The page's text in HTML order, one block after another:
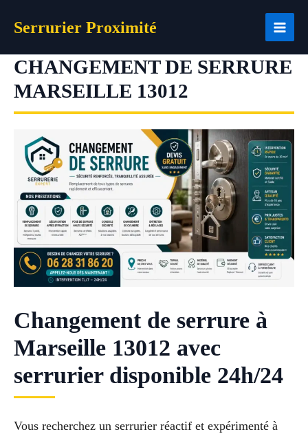
Serrurier Proximité
CHANGEMENT DE SERRURE
MARSEILLE 13012
Changement de serrure à
Marseille 13012 avec
serrurier disponible 24h/24
Vous recherchez un serrurier réactif et expérimenté à